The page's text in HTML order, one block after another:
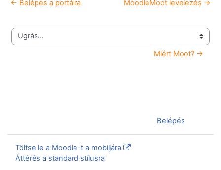
← Belépés a portálra MoodleMoot levelezés →
Ugrás...
Miért Moot? →
Belépés
Töltse le a Moodle-t a mobiljára
Áttérés a standard stílusra